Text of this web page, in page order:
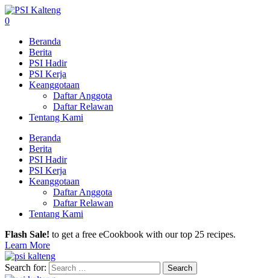
0
Beranda
Berita
PSI Hadir
PSI Kerja
Keanggotaan
Daftar Anggota
Daftar Relawan
Tentang Kami
Beranda
Berita
PSI Hadir
PSI Kerja
Keanggotaan
Daftar Anggota
Daftar Relawan
Tentang Kami
Flash Sale! to get a free eCookbook with our top 25 recipes.
Learn More
Search for: